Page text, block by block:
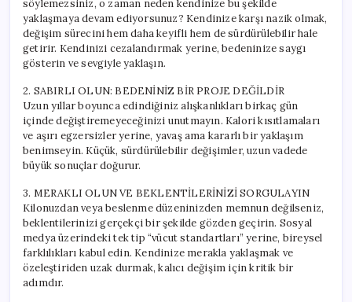
söylemezsiniz, o zaman neden kendinize bu şekilde
yaklaşmaya devam ediyorsunuz? Kendinize karşı nazik olmak,
değişim sürecini hem daha keyifli hem de sürdürülebilir hale
getirir. Kendinizi cezalandırmak yerine, bedeninize saygı
gösterin ve sevgiyle yaklaşın.
2. SABIRLI OLUN: BEDENİNİZ BİR PROJE DEĞİLDİR
Uzun yıllar boyunca edindiğiniz alışkanlıkları birkaç gün
içinde değiştiremeyeceğinizi unutmayın. Kalori kısıtlamaları
ve aşırı egzersizler yerine, yavaş ama kararlı bir yaklaşım
benimseyin. Küçük, sürdürülebilir değişimler, uzun vadede
büyük sonuçlar doğurur.
3. MERAKLI OLUN VE BEKLENTİLERİNİZİ SORGULAYIN
Kilonuzdan veya beslenme düzeninizden memnun değilseniz,
beklentilerinizi gerçekçi bir şekilde gözden geçirin. Sosyal
medya üzerindeki tek tip “vücut standartları” yerine, bireysel
farklılıkları kabul edin. Kendinize merakla yaklaşmak ve
özeleştiriden uzak durmak, kalıcı değişim için kritik bir
adımdır.